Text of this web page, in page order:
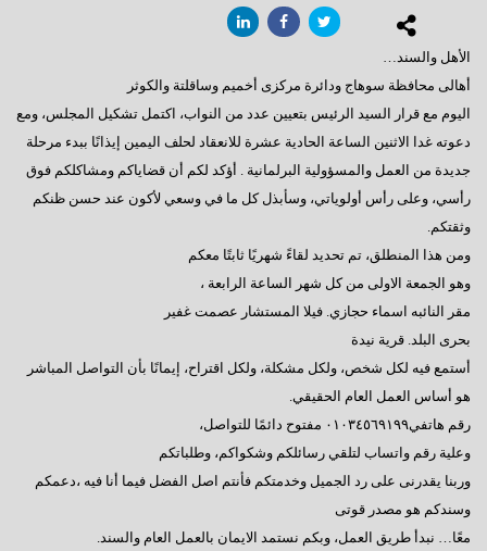
الأهل والسند…
أهالى محافظة سوهاج ودائرة مركزى أخميم وساقلتة والكوثر
اليوم مع قرار السيد الرئيس بتعيين عدد من النواب، اكتمل تشكيل المجلس، ومع
دعوته غدا الاثنين الساعة الحادية عشرة للانعقاد لحلف اليمين إيذانًا ببدء مرحلة
جديدة من العمل والمسؤولية البرلمانية . أؤكد لكم أن قضاياكم ومشاكلكم فوق
رأسي، وعلى رأس أولوياتي، وسأبذل كل ما في وسعي لأكون عند حسن ظنكم
وثقتكم.
ومن هذا المنطلق، تم تحديد لقاءً شهريًا ثابتًا معكم
وهو الجمعة الاولى من كل شهر الساعة الرابعة ،
مقر النائبه اسماء حجازي. فيلا المستشار عصمت غفير
بحرى البلد. قرية نيدة
أستمع فيه لكل شخص، ولكل مشكلة، ولكل اقتراح، إيمانًا بأن التواصل المباشر
هو أساس العمل العام الحقيقي.
رقم هاتفي٠١٠٣٤٥٦٩١٩٩ مفتوح دائمًا للتواصل،
وعلية رقم واتساب لتلقي رسائلكم وشكواكم، وطلباتكم
وربنا يقدرنى على رد الجميل وخدمتكم فأنتم اصل الفضل فيما أنا فيه ،دعمكم
وسندكم هو مصدر قوتى
معًا… نبدأ طريق العمل، وبكم نستمد الايمان بالعمل العام والسند.